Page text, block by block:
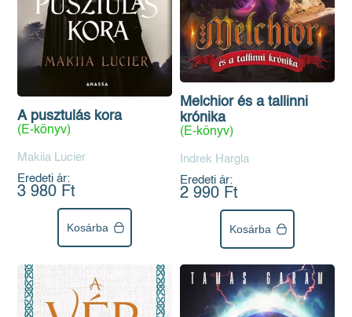
A pusztulás kora
(E-könyv)
Makiia Lucier
Eredeti ár:
3 980 Ft
Kosárba
Melchior és a tallinni
krónika
(E-könyv)
Indrek Hargla
Eredeti ár:
2 990 Ft
Kosárba